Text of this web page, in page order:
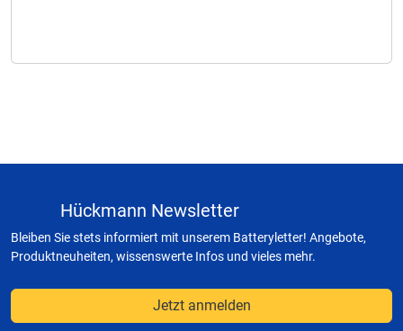
Hückmann Newsletter
Bleiben Sie stets informiert mit unserem Batteryletter! Angebote,
Produktneuheiten, wissenswerte Infos und vieles mehr.
Jetzt anmelden